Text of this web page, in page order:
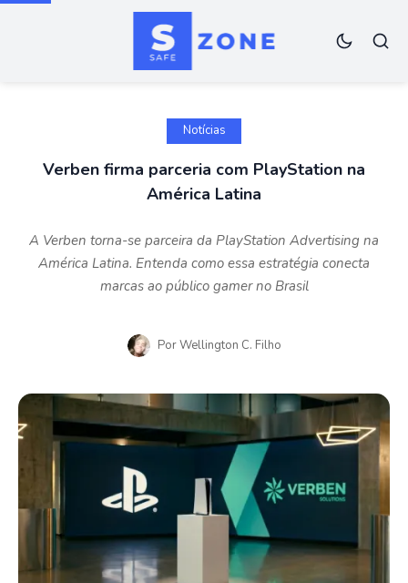
Notícias
​Verben firma parceria com PlayStation na
América Latina
A Verben torna-se parceira da PlayStation Advertising na
América Latina. Entenda como essa estratégia conecta
marcas ao público gamer no Brasil
PorWellington C. Filho